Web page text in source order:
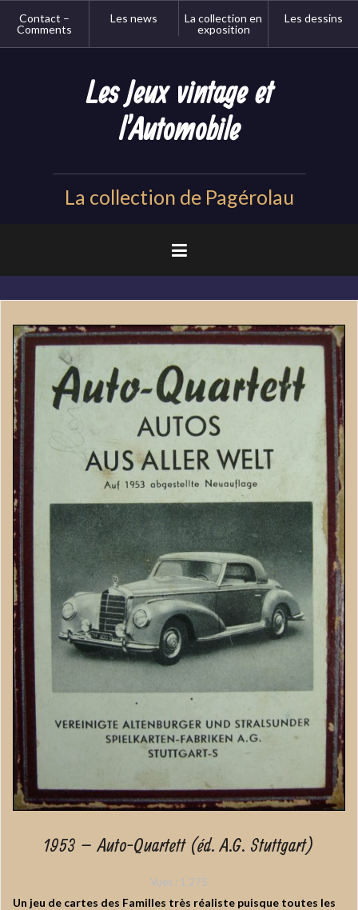
Contact –
Comments
Les news
La collection en
exposition
Les dessins
Les Jeux vintage et
l'Automobile
La collection de Pagérolau
1953 – Auto-Quartett (éd. A.G. Stuttgart)
Vues : 1 275
Un jeu de cartes des Familles très réaliste puisque toutes les